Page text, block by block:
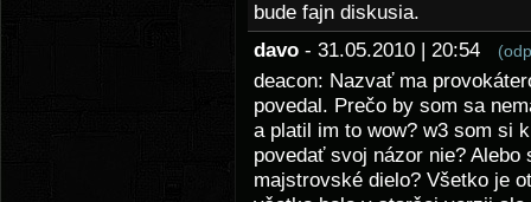
bude fajn diskusia.
davo - 31.05.2010 | 20:54
deacon: Nazvať ma
povedal. Prečo by som sa
a platil im to wow? w3 som si
povedať svoj názor nie?
majstrovské dielo? Všetko je